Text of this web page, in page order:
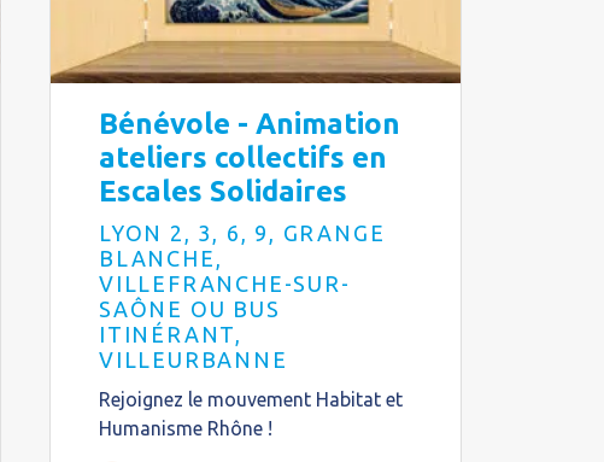
Bénévole - Animation
ateliers collectifs en
Escales Solidaires
LYON 2, 3, 6, 9, GRANGE
BLANCHE,
VILLEFRANCHE-SUR-
SAÔNE OU BUS
ITINÉRANT,
VILLEURBANNE
Rejoignez le mouvement Habitat et
Humanisme Rhône !